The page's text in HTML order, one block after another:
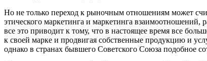
Но не только переход к рыночным отношениям может
этического маркетинга и маркетинга взаимоотношений,
все это приводит к тому, что в настоящее время все
к своей марке и продвигая собственные продукцию и
однако в странах бывшего Советского Союза подобное